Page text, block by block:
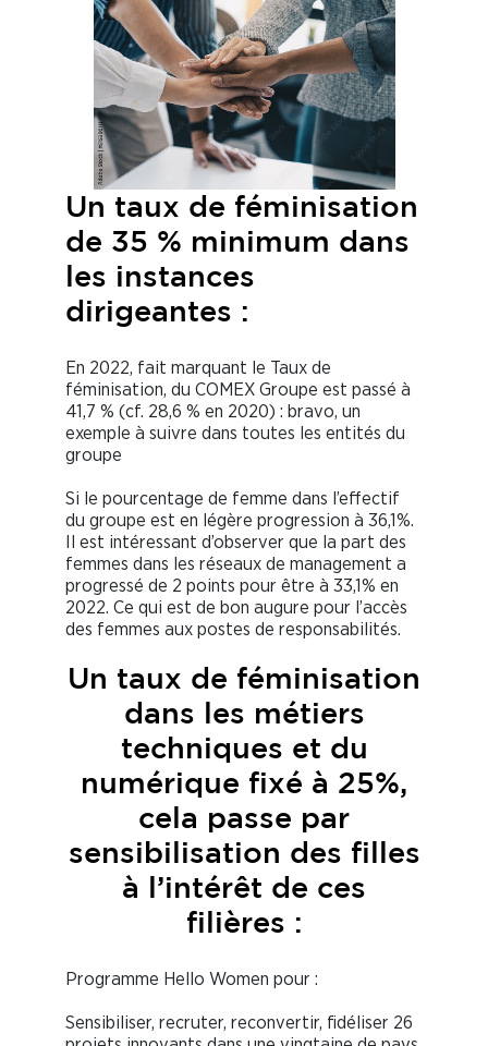
Un taux de féminisation
de 35 % minimum dans
les instances
dirigeantes :
En 2022, fait marquant le Taux de
féminisation, du COMEX Groupe est passé à
41,7 % (cf. 28,6 % en 2020) : bravo, un
exemple à suivre dans toutes les entités du
groupe
Si le pourcentage de femme dans l’effectif
du groupe est en légère progression à 36,1%.
Il est intéressant d’observer que la part des
femmes dans les réseaux de management a
progressé de 2 points pour être à 33,1% en
2022. Ce qui est de bon augure pour l’accès
des femmes aux postes de responsabilités.
Un taux de féminisation
dans les métiers
techniques et du
numérique fixé à 25%,
cela passe par
sensibilisation des filles
à l’intérêt de ces
filières :
Programme Hello Women pour :
Sensibiliser, recruter, reconvertir, fidéliser 26